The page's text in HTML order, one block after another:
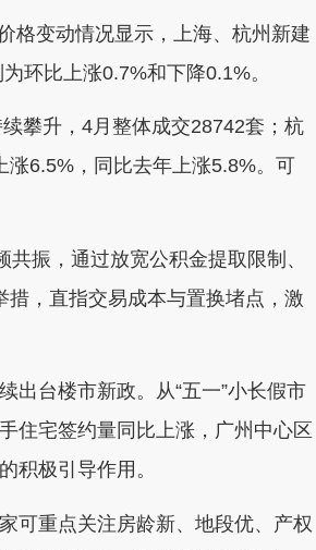
变动情况显示，上海、杭州新建
环比上涨0.7%和下降0.1%。
攀升，4月整体成交28742套；杭
6.5%，同比去年上涨5.8%。可
振，通过放宽公积金提取限制、
，直指交易成本与置换堵点，激
台楼市新政。从“五一”小长假市
住宅签约量同比上涨，广州中心区
积极引导作用。
重点关注房龄新、地段优、产权